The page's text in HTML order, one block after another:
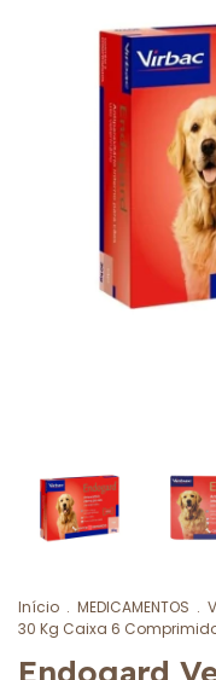
Início . MEDICAMENTOS .
30 Kg Caixa 6